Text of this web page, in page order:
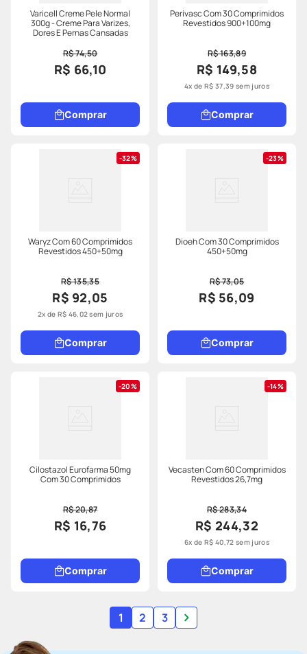
Varicell Creme Pele Normal
300g - Creme Para Varizes,
Dores E Pernas Cansadas
R$ 74,50
R$ 66,10
Comprar
Perivasc Com 30 Comprimidos
Revestidos 900+100mg
R$ 163,89
R$ 149,58
4x deR$ 37,39 sem juros
Comprar
32%
Waryz Com 60 Comprimidos
Revestidos 450+50mg
R$ 135,35
R$ 92,05
2x de R$ 46,02sem juros
Comprar
23%
Dioeh Com 30 Comprimidos
450+50mg
R$ 73,05
R$ 56,09
Comprar
20%
Cilostazol Eurofarma 50mg
Com 30 Comprimidos
R$ 20,87
R$ 16,76
Comprar
14%
Vecasten Com 60 Comprimidos
Revestidos 26,7mg
R$ 283,34
R$ 244,32
6x deR$ 40,72 sem juros
Comprar
1 2 3